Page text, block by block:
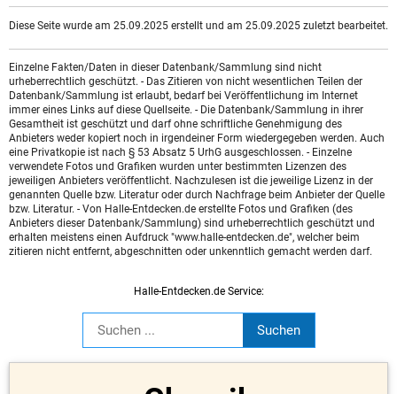
Diese Seite wurde am 25.09.2025 erstellt und am 25.09.2025 zuletzt bearbeitet.
Einzelne Fakten/Daten in dieser Datenbank/Sammlung sind nicht
urheberrechtlich geschützt. - Das Zitieren von nicht wesentlichen Teilen der
Datenbank/Sammlung ist erlaubt, bedarf bei Veröffentlichung im Internet
immer eines Links auf diese Quellseite. - Die Datenbank/Sammlung in ihrer
Gesamtheit ist geschützt und darf ohne schriftliche Genehmigung des
Anbieters weder kopiert noch in irgendeiner Form wiedergegeben werden. Auch
eine Privatkopie ist nach § 53 Absatz 5 UrhG ausgeschlossen. - Einzelne
verwendete Fotos und Grafiken wurden unter bestimmten Lizenzen des
jeweiligen Anbieters veröffentlicht. Nachzulesen ist die jeweilige Lizenz in der
genannten Quelle bzw. Literatur oder durch Nachfrage beim Anbieter der Quelle
bzw. Literatur. - Von Halle-Entdecken.de erstellte Fotos und Grafiken (des
Anbieters dieser Datenbank/Sammlung) sind urheberrechtlich geschützt und
erhalten meistens einen Aufdruck "www.halle-entdecken.de", welcher beim
zitieren nicht entfernt, abgeschnitten oder unkenntlich gemacht werden darf.
Halle-Entdecken.de Service: